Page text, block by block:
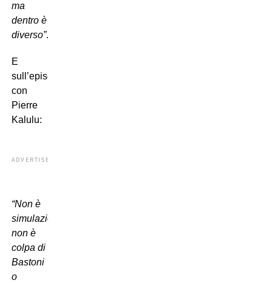
ma
dentro è
diverso”.
E
sull’episodio
con
Pierre
Kalulu:
ADVERTISEMENT
“Non è
simulazione,
non è
colpa di
Bastoni
o